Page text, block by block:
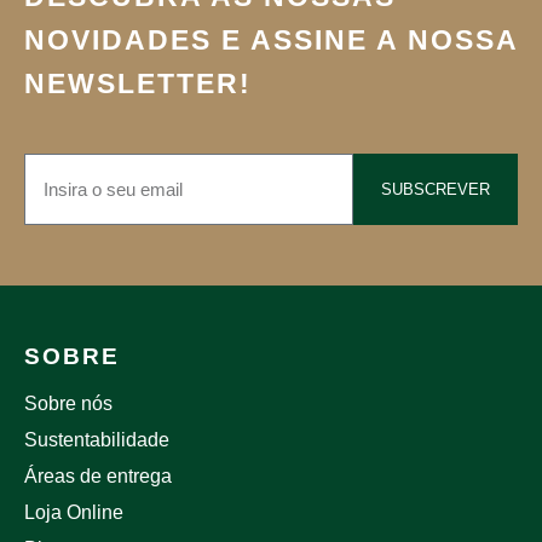
NOVIDADES E ASSINE A NOSSA
NEWSLETTER!
SUBSCREVER
SOBRE
Sobre nós
Sustentabilidade
Áreas de entrega
Loja Online